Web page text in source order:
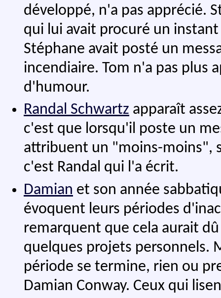
développé, n'a pas apprécié.
qui lui avait procuré un
Stéphane avait posté un
incendiaire. Tom n'a pas plus
d'humour.
Randal Schwartz apparaît
c'est que lorsqu'il poste un
attribuent un "moins-moins",
c'est Randal qui l'a écrit.
Damian et son année
évoquent leurs périodes
remarquent que cela aurait
quelques projets personnels.
période se termine, rien ou
Damian Conway. Ceux qui